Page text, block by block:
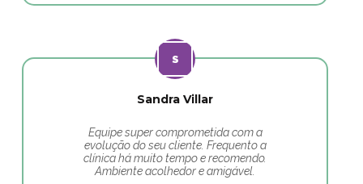
Sandra Villar
Equipe super comprometida com a
evolução do seu cliente. Frequento a
clínica há muito tempo e recomendo.
Ambiente acolhedor e amigável.